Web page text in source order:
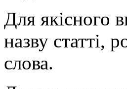
Для якісного
назву статті,
слова.